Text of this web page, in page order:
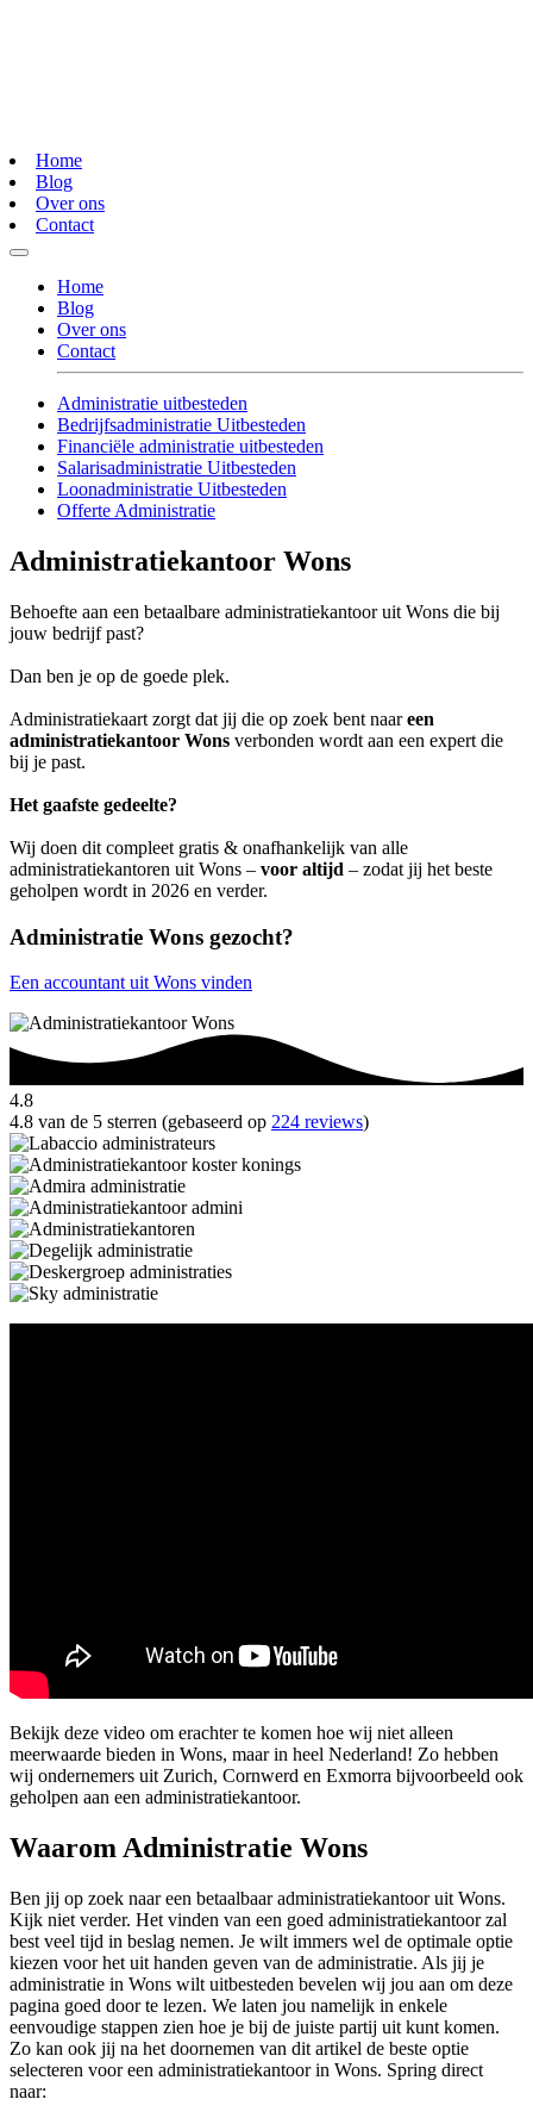
Home
Blog
Over ons
Contact
Home
Blog
Over ons
Contact
Administratie uitbesteden
Bedrijfsadministratie Uitbesteden
Financiële administratie uitbesteden
Salarisadministratie Uitbesteden
Loonadministratie Uitbesteden
Offerte Administratie
Administratiekantoor Wons
Behoefte aan een betaalbare administratiekantoor uit Wons die bij
jouw bedrijf past?
Dan ben je op de goede plek.
Administratiekaart zorgt dat jij die op zoek bent naareen
administratiekantoor Wons verbonden wordt aan een expert die
bij je past.
Het gaafste gedeelte?
Wij doen dit compleet gratis & onafhankelijk van alle
administratiekantoren uit Wons – voor altijd – zodat jij het beste
geholpen wordt in 2026 en verder.
Administratie Wons gezocht?
Een accountant uit Wons vinden
4.8
4.8 van de 5 sterren (gebaseerd op 224 reviews)
Bekijk deze video om erachter te komen hoe wij niet alleen
meerwaarde bieden in Wons, maar in heel Nederland! Zo hebben
wij ondernemers uit Zurich, Cornwerd en Exmorra bijvoorbeeld ook
geholpen aan een administratiekantoor.
Waarom Administratie Wons
Ben jij op zoek naar een betaalbaar administratiekantoor uit Wons.
Kijk niet verder. Het vinden van een goed administratiekantoor zal
best veel tijd in beslag nemen. Je wilt immers wel de optimale optie
kiezen voor het uit handen geven van de administratie. Als jij je
administratie in Wons wilt uitbesteden bevelen wij jou aan om deze
pagina goed door te lezen. We laten jou namelijk in enkele
eenvoudige stappen zien hoe je bij de juiste partij uit kunt komen.
Zo kan ook jij na het doornemen van dit artikel de beste optie
selecteren voor een administratiekantoor in Wons. Spring direct
naar: